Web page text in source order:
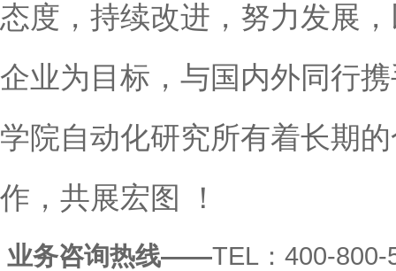
态度，持续改进，努力发展
企业为目标，与国内外同行
学院自动化研究所有着长期
作，共展宏图 ！
业务咨询热线——TEL：400-800-